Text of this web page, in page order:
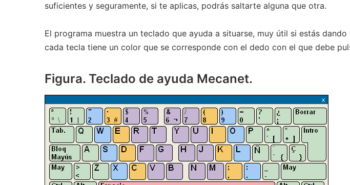
suficientes y seguramente, si te aplicas, podrás saltarte alguna que otra.
El programa muestra un teclado que ayuda a situarse, muy útil si estás
cada tecla tiene un color que se corresponde con el dedo con el que debe
Figura. Teclado de ayuda Mecanet.